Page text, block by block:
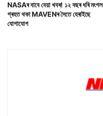
NASAৰ বাবে বেয়া খবৰ! ১২ বছৰ ধৰি মংগল
গ্ৰহত থকা MAVENৰ সৈতে হেৰাইছে
যোগাযোগ